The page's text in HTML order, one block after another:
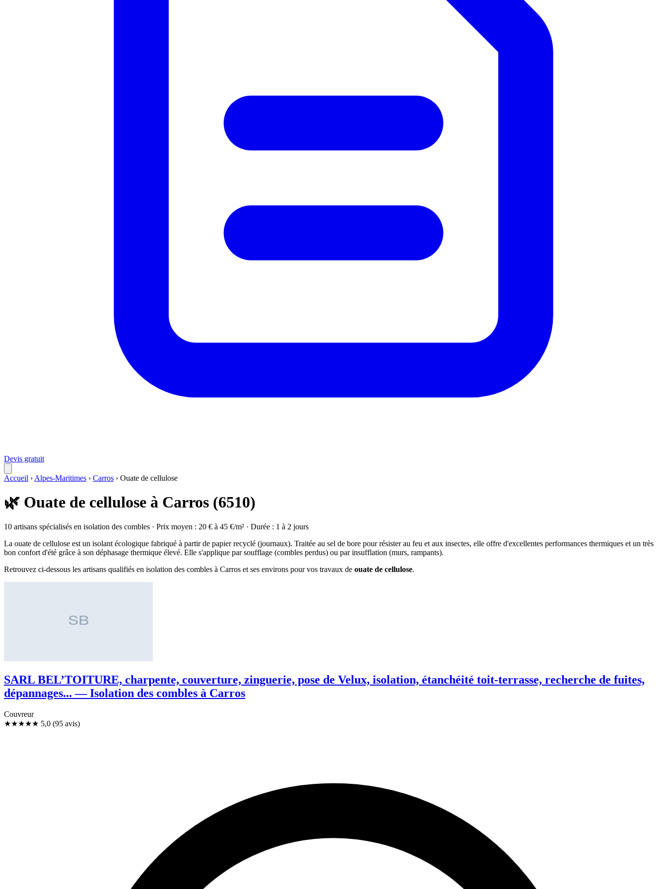
Devis gratuit
Accueil › Alpes-Maritimes › Carros › Ouate de cellulose
🌿 Ouate de cellulose à Carros (6510)
10 artisans spécialisés en isolation des combles · Prix moyen : 20 € à 45 €/m² · Durée : 1 à 2 jours
La ouate de cellulose est un isolant écologique fabriqué à partir de papier recyclé (journaux). Traitée au sel de bore pour résister au feu et aux insectes, elle offre d'excellentes performances thermiques et un très
bon confort d'été grâce à son déphasage thermique élevé. Elle s'applique par soufflage (combles perdus) ou par insufflation (murs, rampants).
Retrouvez ci-dessous les artisans qualifiés en isolation des combles à Carros et ses environs pour vos travaux de ouate de cellulose.
SARL BEL’TOITURE, charpente, couverture, zinguerie, pose de Velux, isolation, étanchéité toit-terrasse, recherche de fuites,
dépannages... — Isolation des combles à Carros
Couvreur
★★★★★ 5,0 (95 avis)